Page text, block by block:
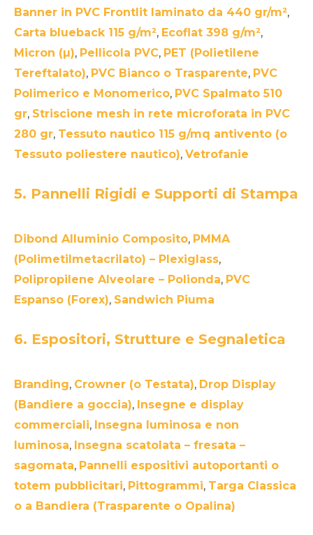
Banner in PVC Frontlit laminato da 440 gr/m²,
Carta blueback 115 g/m², Ecoflat 398 g/m²,
Micron (µ), Pellicola PVC, PET (Polietilene
Tereftalato), PVC Bianco o Trasparente, PVC
Polimerico e Monomerico, PVC Spalmato 510
gr, Striscione mesh in rete microforata in PVC
280 gr, Tessuto nautico 115 g/mq antivento (o
Tessuto poliestere nautico), Vetrofanie
5. Pannelli Rigidi e Supporti di Stampa
Dibond Alluminio Composito, PMMA
(Polimetilmetacrilato) – Plexiglass,
Polipropilene Alveolare – Polionda, PVC
Espanso (Forex), Sandwich Piuma
6. Espositori, Strutture e Segnaletica
Branding, Crowner (o Testata), Drop Display
(Bandiere a goccia), Insegne e display
commerciali, Insegna luminosa e non
luminosa, Insegna scatolata – fresata –
sagomata, Pannelli espositivi autoportanti o
totem pubblicitari, Pittogrammi, Targa Classica
o a Bandiera (Trasparente o Opalina)